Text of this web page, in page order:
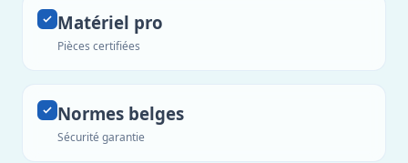
Matériel pro
Pièces certifiées
Normes belges
Sécurité garantie